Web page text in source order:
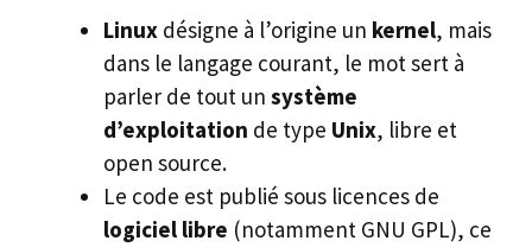
Linux désigne à l’origine un kernel, mais
dans le langage courant, le mot sert à
parler de tout un système
d’exploitation de type Unix, libre et
open source.
Le code est publié sous licences de
logiciel libre (notamment GNU GPL), ce